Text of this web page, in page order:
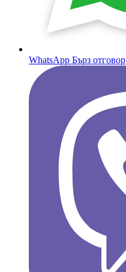
WhatsApp Бърз отговор